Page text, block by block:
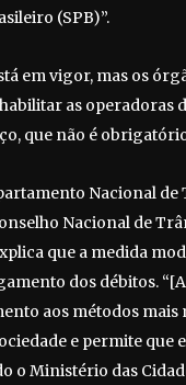
(SPB)”.
em vigor, mas os
as operadoras
que não é
Nacional de
Nacional de
que a medida
dos débitos.
aos métodos
e permite que
o Ministério das